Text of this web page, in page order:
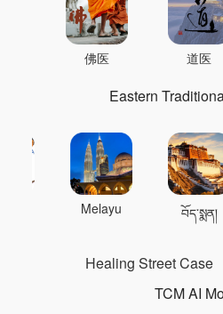
佛医 道医
Eastern
Melayu བོད་སྨན།
Healing Street Case
TCM AI